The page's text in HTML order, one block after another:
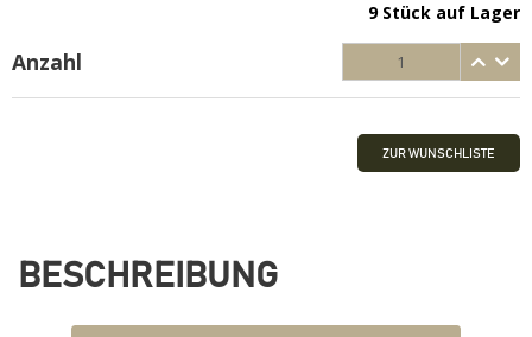
9 Stück auf Lager
Anzahl
ZUR WUNSCHLISTE
BESCHREIBUNG